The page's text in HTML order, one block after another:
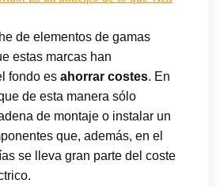
de elementos de gamas
estas marcas han
fondo es ahorrar costes. En
de esta manera sólo
de montaje o instalar un
que, además, en el
se lleva gran parte del coste